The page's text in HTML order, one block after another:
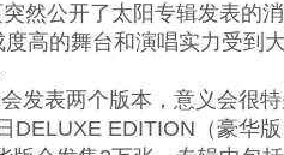
然公开了太阳专辑发表的
度高的舞台和演唱实力受到
发表两个版本，意义会很
DELUXE EDITION（豪华